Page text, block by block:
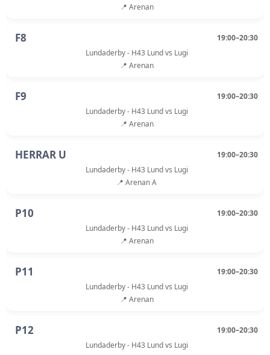
📍 Arenan
F8
19:00–20:30
Lundaderby - H43 Lund vs Lugi
📍 Arenan
F9
19:00–20:30
Lundaderby - H43 Lund vs Lugi
📍 Arenan
HERRAR U
19:00–20:30
Lundaderby - H43 Lund vs Lugi
📍 Arenan A
P10
19:00–20:30
Lundaderby - H43 Lund vs Lugi
📍 Arenan
P11
19:00–20:30
Lundaderby - H43 Lund vs Lugi
📍 Arenan
P12
19:00–20:30
Lundaderby - H43 Lund vs Lugi